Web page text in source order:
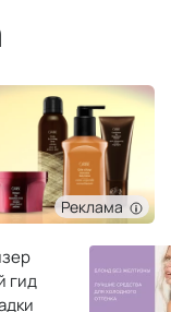
Реклама
гид